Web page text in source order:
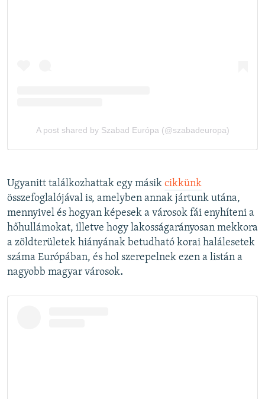
Ugyanitt találkozhattak egy másik cikkünk
összefoglalójával is, amelyben annak jártunk utána,
mennyivel és hogyan képesek a városok fái enyhíteni a
hőhullámokat, illetve hogy lakosságarányosan mekkora
a zöldterületek hiányának betudható korai halálesetek
száma Európában, és hol szerepelnek ezen a listán a
nagyobb magyar városok.